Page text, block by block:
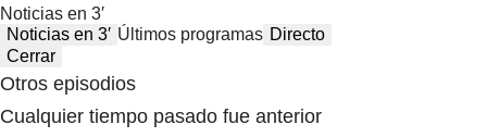
Noticias en 3′
Noticias en 3′ Últimos programas Directo
Cerrar
Otros episodios
Cualquier tiempo pasado fue anterior